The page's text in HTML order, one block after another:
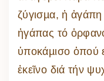
ζύγισµα, ἡ
ἠγάπας τό
ὑποκάµισο ὁπού
ἐκεῖνο διά τήν